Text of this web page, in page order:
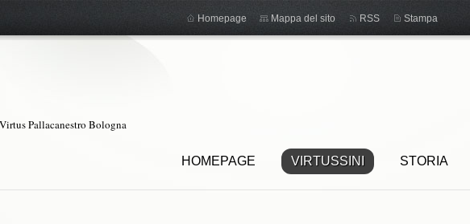
Pallacanestro Bologna
HOMEPAGE VIRTUSSINI STORIA
Homepage Mappa del sito RSS Stampa